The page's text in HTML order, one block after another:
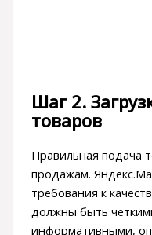
Шаг 2.
товаров
Правильная подача
продажам.
требования к
должны быть
информативными,